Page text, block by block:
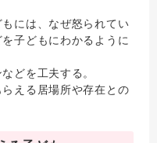
には、なぜ怒られてい
子どもにわかるように
どを工夫する。
える居場所や存在との